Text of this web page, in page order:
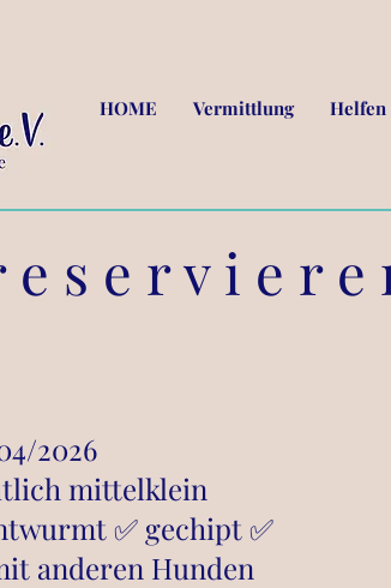
HOME Vermittlung Helfen
s e r v i e r e
2026
mittelklein
✅ gechipt ✅
anderen Hunden